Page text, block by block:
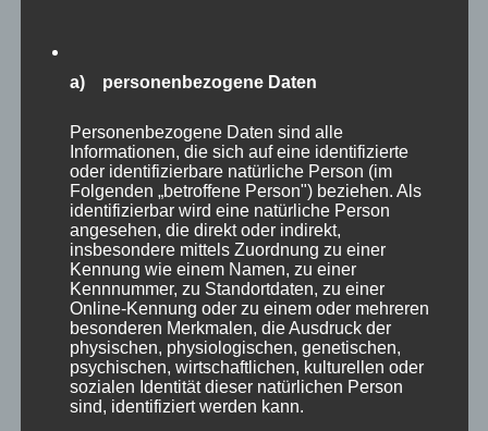
Autor
admin
Veröffentlicht
am
22. Februar 2020 Kategorien
Impulse zur
persönlichen Reflexion
Schlagwörter
Selbstbestimmt leben,Zukunft
erfolgreich gestalten
Schreibe einen Kommentar
zum
a) personenbezogene Daten
Personenbezogene Daten sind alle
Informationen, die sich auf eine identifizierte
oder identifizierbare natürliche Person (im
Folgenden „betroffene Person") beziehen. Als
identifizierbar wird eine natürliche Person
angesehen, die direkt oder indirekt,
insbesondere mittels Zuordnung zu einer
Kennung wie einem Namen, zu einer
Kennnummer, zu Standortdaten, zu einer
Online-Kennung oder zu einem oder mehreren
besonderen Merkmalen, die Ausdruck der
physischen, physiologischen, genetischen,
psychischen, wirtschaftlichen, kulturellen oder
sozialen Identität dieser natürlichen Person
sind, identifiziert werden kann.